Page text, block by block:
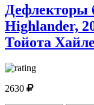
Дефлекторы
Highlander,
Тойота
2630